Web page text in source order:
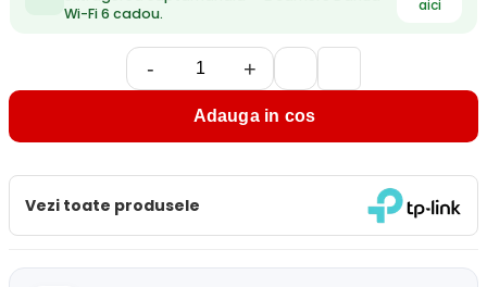
Wi-Fi 6 cadou.
aici
- +
Adauga in cos
Vezi toate produsele